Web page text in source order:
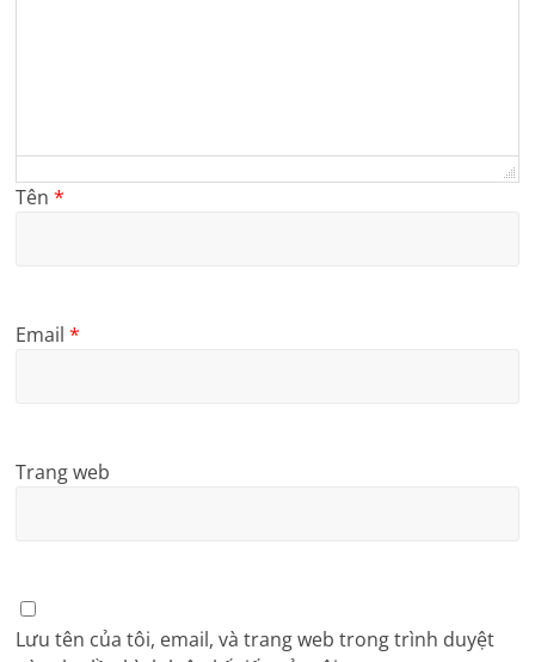
Tên*
Email*
Trang web
Lưu tên của tôi, email, và trang web trong trình duyệt